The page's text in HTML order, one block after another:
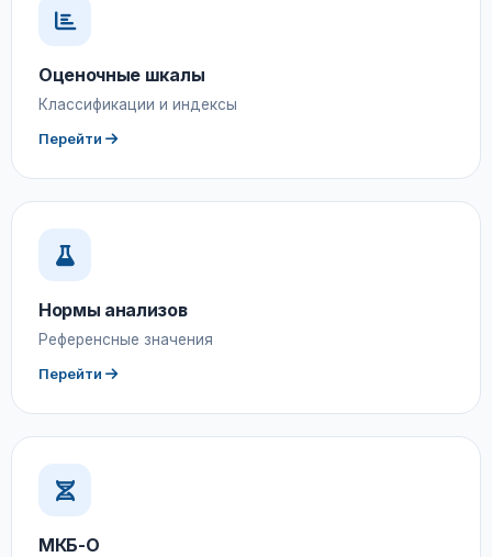
Оценочные шкалы
Классификации и индексы
Перейти
Нормы анализов
Референсные значения
Перейти
МКБ-О